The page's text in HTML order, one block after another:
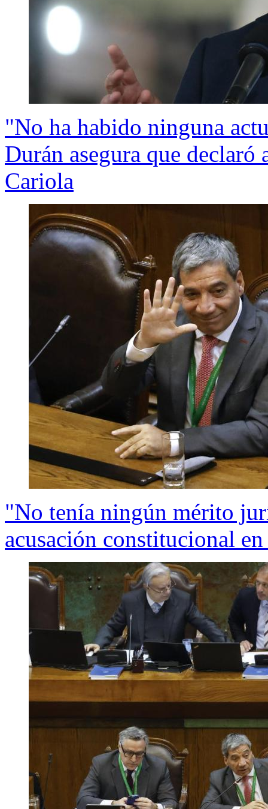
"No ha habido ninguna
Durán asegura que
Cariola
"No tenía ningún mérito
acusación constitucional